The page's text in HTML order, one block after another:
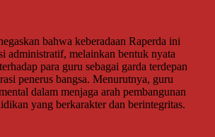
bahwa keberadaan Raperda ini
administratif, melainkan bentuk nyata
para guru sebagai garda terdepan
penerus bangsa. Menurutnya, guru
dalam menjaga arah pembangunan
yang berkarakter dan berintegritas.